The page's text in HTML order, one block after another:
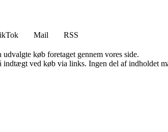
Mail
RSS
køb foretaget gennem vores side.
ved køb via links. Ingen del af indholdet